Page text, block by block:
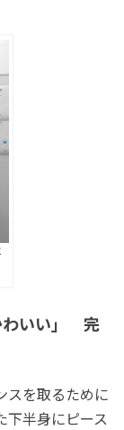
わいい」 完
スを取るために
下半身にピース